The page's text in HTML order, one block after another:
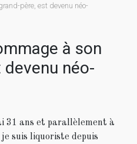
père, est devenu néo-
à son
néo-
31 ans et parallèlement à
suis liquoriste depuis